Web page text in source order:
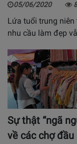
05/06/2020
Lứa tuổi trung
nhu cầu làm đẹp
Sự thật “ngã
về các chợ đầu